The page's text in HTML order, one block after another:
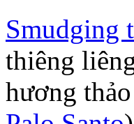
Smudging
thiêng
hương